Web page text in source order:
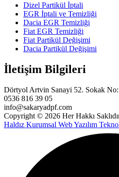
Dizel Partikül İptali
EGR İptali ve Temizliği
Dacia EGR Temizliği
Fiat EGR Temizliği
Fiat Partikül Değişimi
Dacia Partikül Değişimi
İletişim Bilgileri
Dörtyol Artvin Sanayi 52. Sokak
0536 816 39 05
info@sakaryadpf.com
Copyright © 2026 Her Hakkı
Haldız Kurumsal Web Yazılım